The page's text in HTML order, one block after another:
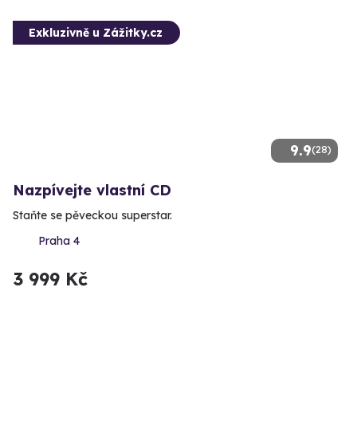
9.9(28)
Exkluzivně u Zážitky.cz
Nazpívejte vlastní CD
Staňte se pěveckou superstar.
Praha 4
3 999 Kč